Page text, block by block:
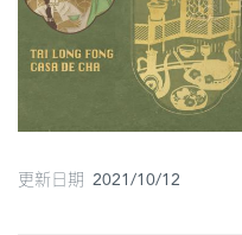
更新日期 2021/10/12